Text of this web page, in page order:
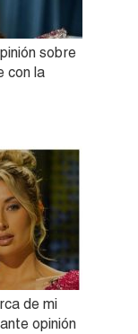
sobre
con la
de mi
opinión